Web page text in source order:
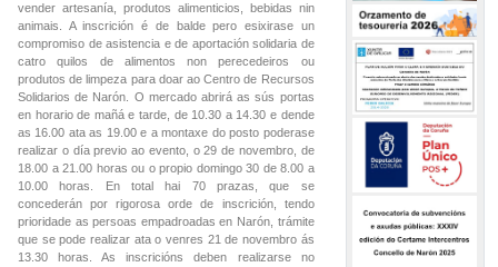
vender artesanía, produtos alimenticios, bebidas nin
animais. A inscrición é de balde pero esixirase un
compromiso de asistencia e de aportación solidaria de
catro quilos de alimentos non perecedeiros ou
produtos de limpeza para doar ao Centro de Recursos
Solidarios de Narón. O mercado abrirá as sús portas
en horario de mañá e tarde, de 10.30 a 14.30 e dende
as 16.00 ata as 19.00 e a montaxe do posto poderase
realizar o día previo ao evento, o 29 de novembro, de
18.00 a 21.00 horas ou o propio domingo 30 de 8.00 a
10.00 horas. En total hai 70 prazas, que se
concederán por rigorosa orde de inscrición, tendo
prioridade as persoas empadroadas en Narón, trámite
que se pode realizar ata o venres 21 de novembro ás
13.30 horas. As inscricións deben realizarse no